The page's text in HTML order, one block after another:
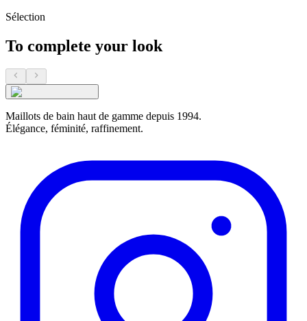
Sélection
To complete your look
Maillots de bain haut de gamme depuis 1994.
Élégance, féminité, raffinement.